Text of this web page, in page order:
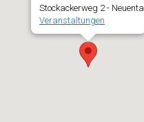
Stockackerweg 2 - Neuental
Veranstaltungen